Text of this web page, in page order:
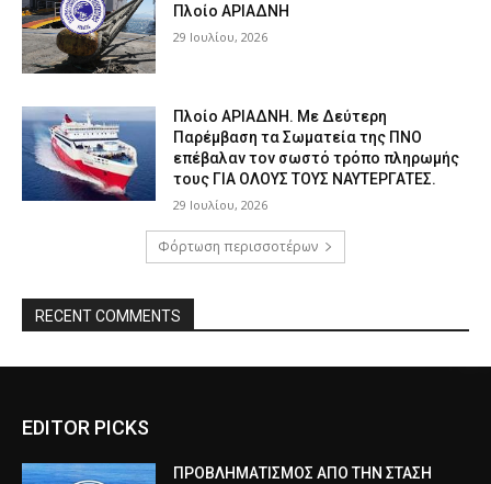
Πλοίο ΑΡΙΑΔΝΗ
29 Ιουλίου, 2026
Πλοίο ΑΡΙΑΔΝΗ. Με Δεύτερη
Παρέμβαση τα Σωματεία της ΠΝΟ
επέβαλαν τον σωστό τρόπο πληρωμής
τους ΓΙΑ ΟΛΟΥΣ ΤΟΥΣ ΝΑΥΤΕΡΓΑΤΕΣ.
29 Ιουλίου, 2026
Φόρτωση περισσοτέρων
RECENT COMMENTS
EDITOR PICKS
ΠPOΒΛΗΜΑΤΙΣΜΟΣ ΑΠΟ ΤΗΝ ΣΤΑΣΗ